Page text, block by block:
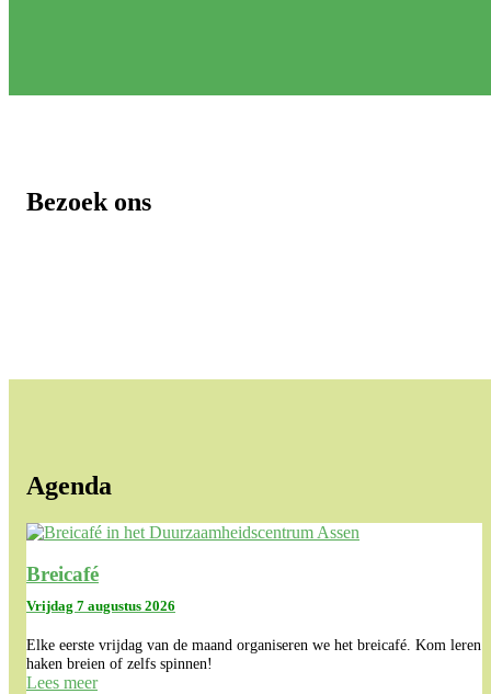
Bezoek ons
Agenda
Breicafé
Vrijdag 7 augustus 2026
Elke eerste vrijdag van de maand organiseren we het breicafé. Kom leren
haken breien of zelfs spinnen!
Lees meer